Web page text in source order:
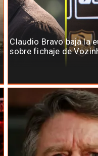
Claudio Bravo baja la
sobre fichaje de